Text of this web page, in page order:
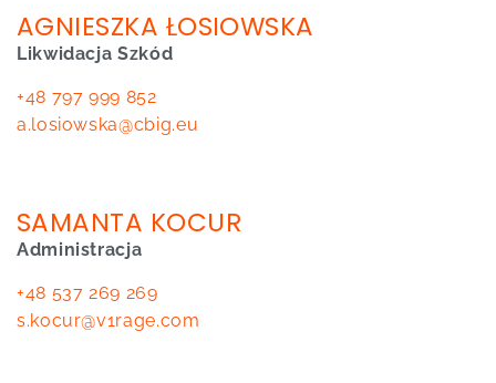
AGNIESZKA ŁOSIOWSKA
Likwidacja Szkód
+48 797 999 852
a.losiowska@cbig.eu
SAMANTA KOCUR
Administracja
+48 537 269 269
s.kocur@v1rage.com